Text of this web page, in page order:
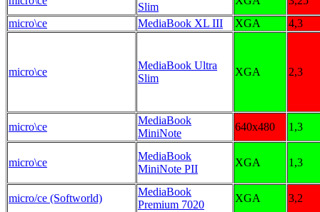
Slim
micro\ce
MediaBook XL III XGA 4,3
micro\ce
MediaBook Ultra
Slim
XGA 2,3
micro\ce
MediaBook
MiniNote
640x480 1,3
micro\ce
MediaBook
MiniNote PII
XGA 1,3
micro/ce (Softworld)
MediaBook
Premium 7020
XGA 3,2